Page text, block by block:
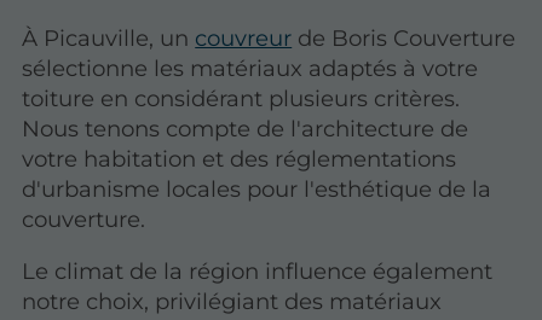
À Picauville, un couvreur de Boris Couverture
sélectionne les matériaux adaptés à votre
toiture en considérant plusieurs critères.
Nous tenons compte de l'architecture de
votre habitation et des réglementations
d'urbanisme locales pour l'esthétique de la
couverture.
Le climat de la région influence également
notre choix, privilégiant des matériaux